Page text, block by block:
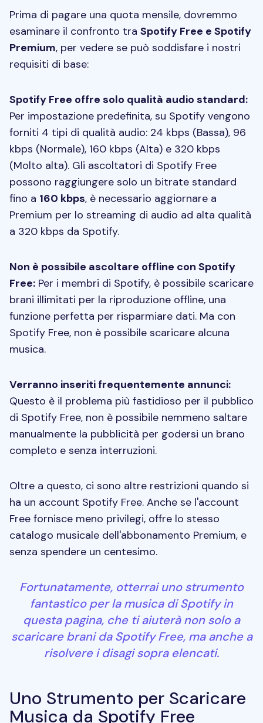
Prima di pagare una quota mensile, dovremmo
esaminare il confronto tra Spotify Free e Spotify
Premium, per vedere se può soddisfare i nostri
requisiti di base:
Spotify Free offre solo qualità audio standard:
Per impostazione predefinita, su Spotify vengono
forniti 4 tipi di qualità audio: 24 kbps (Bassa), 96
kbps (Normale), 160 kbps (Alta) e 320 kbps
(Molto alta). Gli ascoltatori di Spotify Free
possono raggiungere solo un bitrate standard
fino a 160 kbps, è necessario aggiornare a
Premium per lo streaming di audio ad alta qualità
a 320 kbps da Spotify.
Non è possibile ascoltare offline con Spotify
Free: Per i membri di Spotify, è possibile scaricare
brani illimitati per la riproduzione offline, una
funzione perfetta per risparmiare dati. Ma con
Spotify Free, non è possibile scaricare alcuna
musica.
Verranno inseriti frequentemente annunci:
Questo è il problema più fastidioso per il pubblico
di Spotify Free, non è possibile nemmeno saltare
manualmente la pubblicità per godersi un brano
completo e senza interruzioni.
Oltre a questo, ci sono altre restrizioni quando si
ha un account Spotify Free. Anche se l'account
Free fornisce meno privilegi, offre lo stesso
catalogo musicale dell'abbonamento Premium, e
senza spendere un centesimo.
Fortunatamente, otterrai uno strumento
fantastico per la musica di Spotify in
questa pagina, che ti aiuterà non solo a
scaricare brani da Spotify Free, ma anche a
risolvere i disagi sopra elencati.
Uno Strumento per Scaricare
Musica da Spotify Free